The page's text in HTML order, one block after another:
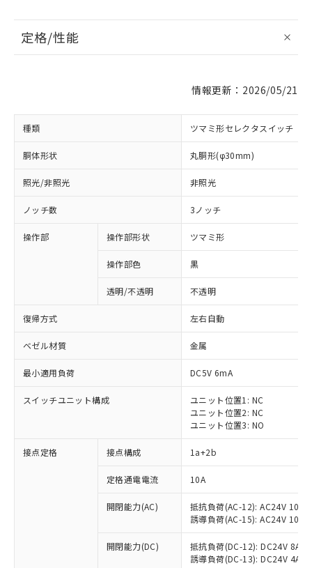
定格/性能
情報更新：2026/05/21
種類 ツマミ形セレクタスイッチ
胴体形状 丸胴形(φ30mm)
照光/非照光 非照光
ノッチ数 3ノッチ
操作部 操作部形状 ツマミ形
操作部色 黒
透明/不透明 不透明
復帰方式 左右自動
ベゼル材質 金属
最小適用負荷 DC5V 6mA
スイッチユニット構成
ユニット位置1: NC
ユニット位置2: NC
ユニット位置3: NO
接点定格 接点構成 1a+2b
定格通電電流 10A
開閉能力(AC)
抵抗負荷(AC-12): AC24V 10A/
誘導負荷(AC-15): AC24V
開閉能力(DC)
抵抗負荷(DC-12): DC24V 8A/
誘導負荷(DC-13): DC24V 4A/
ご利用条件
対応済み：EU RoHS指令（10物質）の
非含有に対応した製品が提供可能な商品で
有に対応した製品に切り替える予定のある